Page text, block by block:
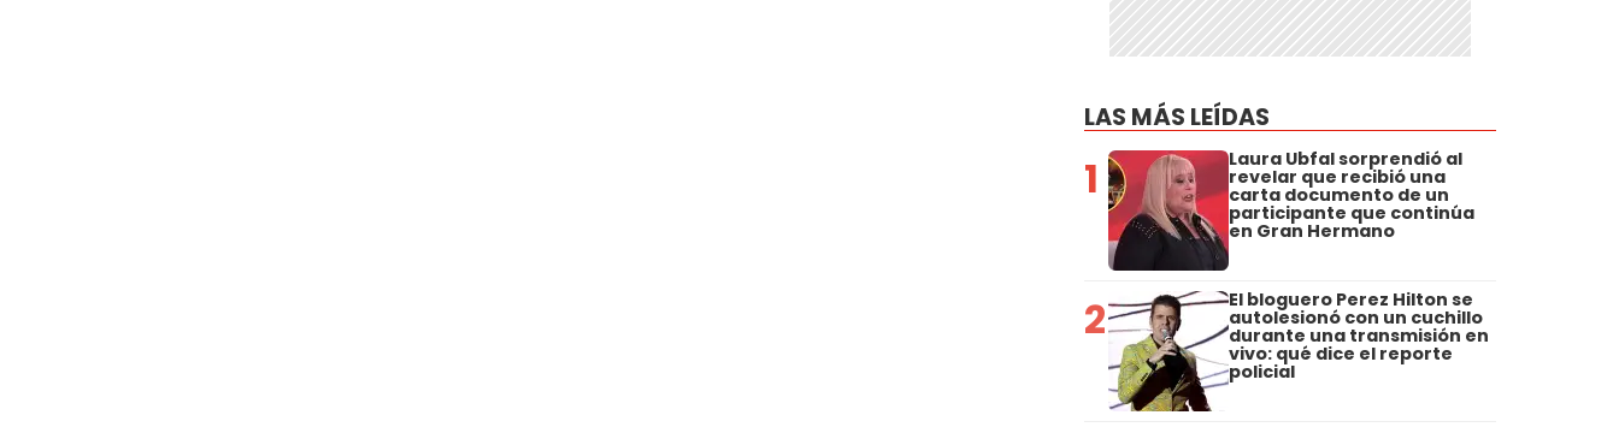
LAS MÁS LEÍDAS
1 Laura Ubfal sorprendió al
revelar que recibió una
carta documento de un
participante que continúa
en Gran Hermano
2 El bloguero Perez Hilton se
autolesionó con un cuchillo
durante una transmisión en
vivo: qué dice el reporte
policial